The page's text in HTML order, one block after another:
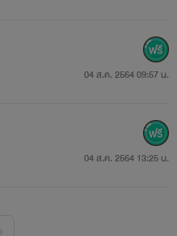
นนาน บางคนพบรักในวันนี้
04 ส.ค. 2564 09:57 น.
04 ส.ค. 2564 13:25 น.